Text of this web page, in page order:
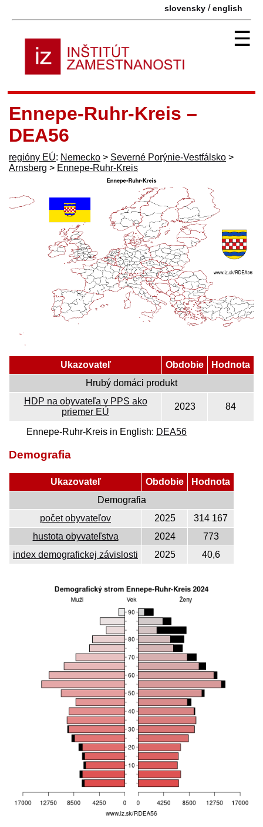
slovensky /english
☰
Ennepe-Ruhr-Kreis –
DEA56
regióny EÚ: Nemecko > Severné Porýnie-Vestfálsko >
Arnsberg > Ennepe-Ruhr-Kreis
Ukazovateľ Obdobie
Hodnota
Hrubý domáci produkt
HDP na obyvateľa v PPS ako
priemer EÚ
2023 84
Ennepe-Ruhr-Kreis in English: DEA56
Demografia
Ukazovateľ Obdobie
Hodnota
Demografia
počet obyvateľov
2025
314 167
hustota obyvateľstva
2024
773
index demografickej závislosti
2025 40,6